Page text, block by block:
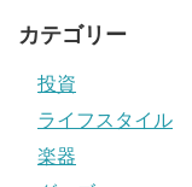
カテゴリー
投資
ライフスタイル
楽器